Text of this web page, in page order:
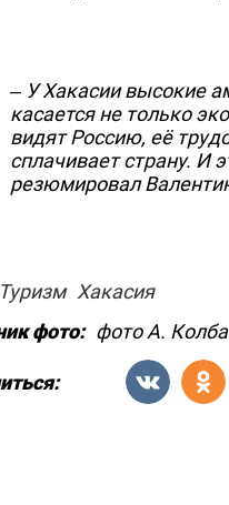
– У Хакасии высокие
касается не только
видят Россию, её
сплачивает страну. И
резюмировал
Туризм Хакасия
фото: фото А.